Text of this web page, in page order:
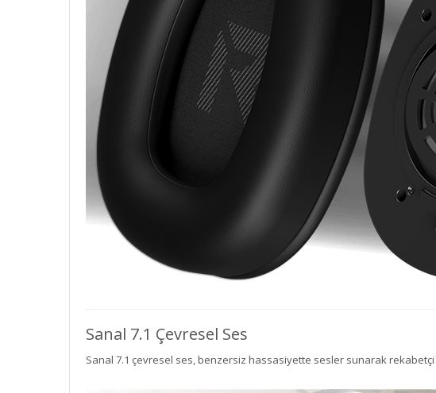
Sanal 7.1 Çevresel Ses
Sanal 7.1 çevresel ses, benzersiz hassasiyette sesler sunarak